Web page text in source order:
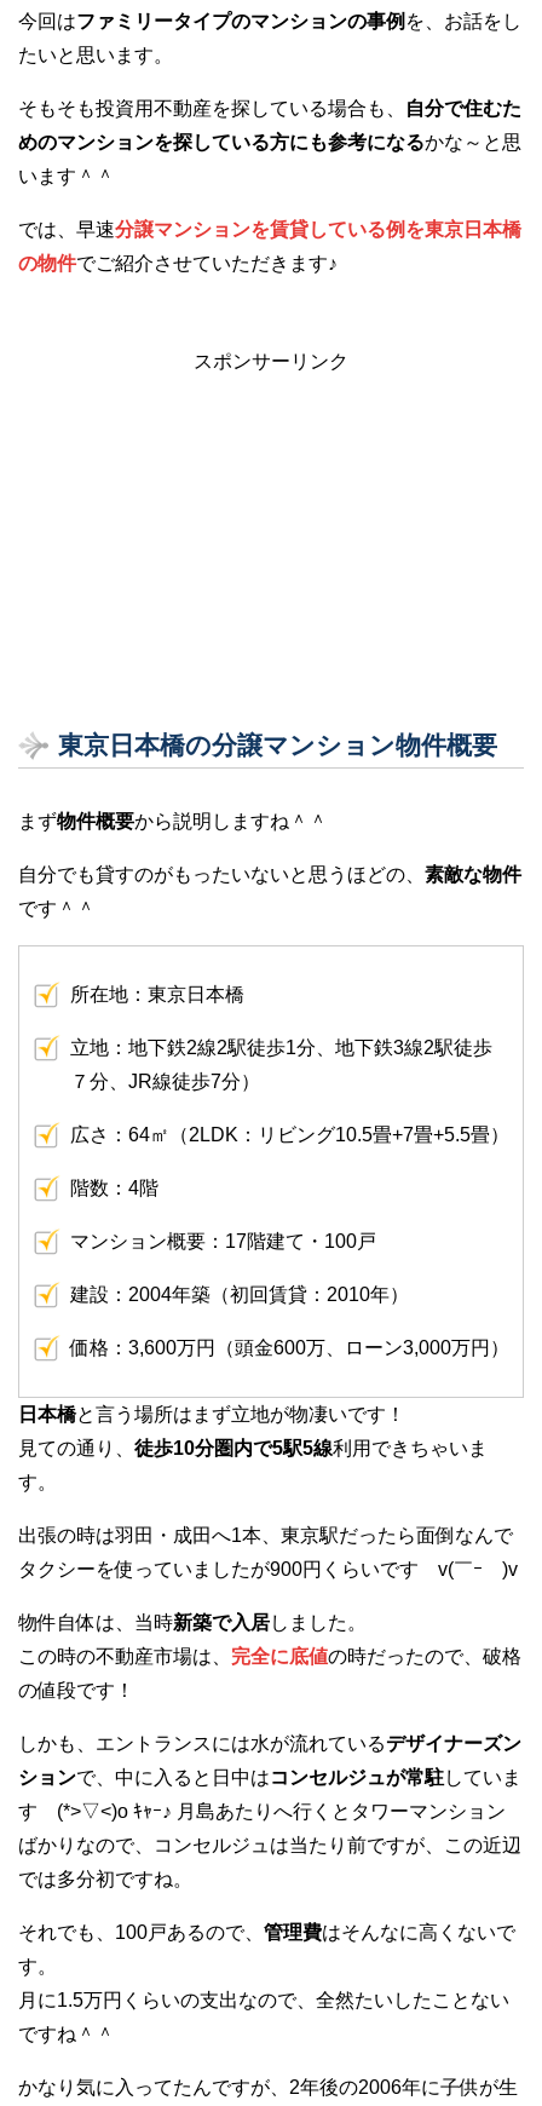
今回はファミリータイプのマンションの事例 を、お話をし
たいと思います。
そもそも投資用不動産を探している場合も、
自分で住むた
めのマンションを探している方にも参考になるかな～と思
います＾＾
では、早速分譲マンションを賃貸している例を東京日本橋
の物件でご紹介させていただきます♪
スポンサーリンク
東京日本橋の分譲マンション物件概要
まず物件概要から説明しますね＾＾
自分でも貸すのがもったいないと思うほどの、 素敵な物件
です＾＾
所在地：東京日本橋
立地：地下鉄2線2駅徒歩1分、地下鉄3線2駅徒歩
７分、JR線徒歩7分）
広さ：64㎡（2LDK：リビング10.5畳+7畳+5.5畳）
階数：4階
マンション概要：17階建て・100戸
建設：2004年築（初回賃貸：2010年）
価格：3,600万円（頭金600万、ローン3,000万円）
日本橋と言う場所はまず立地が物凄いです！
見ての通り、 徒歩10分圏内で5駅5線利用できちゃいま
す。
出張の時は羽田・成田へ1本、東京駅だったら面倒なんで
タクシーを使っていましたが900円くらいです v(￣ｰ￣)v
物件自体は、当時新築で入居しました。
この時の不動産市場は、 完全に底値の時だったので、破格
の値段です！
しかも、エントランスには水が流れているデザイナーズン
ションで、中に入ると日中はコンセルジュが常駐していま
す (*>▽<)o ｷｬｰ♪ 月島あたりへ行くとタワーマンション
ばかりなので、コンセルジュは当たり前ですが、この近辺
では多分初ですね。
それでも、100戸あるので、 管理費はそんなに高くないで
す。
月に1.5万円くらいの支出なので、全然たいしたことない
ですね＾＾
かなり気に入ってたんですが、2年後の2006年に子供が生